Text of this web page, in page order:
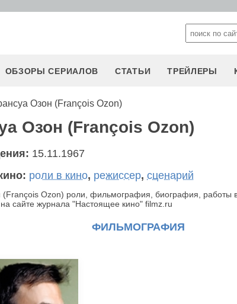
ОБЗОРЫ СЕРИАЛОВ СТАТЬИ ТРЕЙЛЕРЫ
Озон (François Ozon)
Озон (François Ozon)
15.11.1967
роли в кино, режиссер, сценарий
Ozon) роли, фильмография, биография, работы
сайте журнала "Настоящее кино" filmz.ru
ФИЛЬМОГРАФИЯ